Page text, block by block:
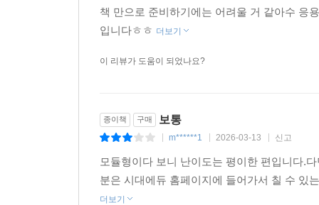
책 만으로 준비하기에는 어려울 거 같아수 응
입니다ㅎㅎ 더보기
이 리뷰가 도움이 되었나요?
종이책 구매 보통
m******1 2026-03-13 신고
모듈형이다 보니 난이도는 평이한 편입니다.
분은 시대에듀 홈페이지에 들어가서 칠 수 있
더보기